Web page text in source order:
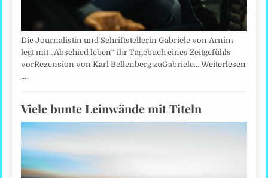
Die Journalistin und Schriftstellerin Gabriele von Arnim
legt mit „Abschied leben“ ihr Tagebuch eines Zeitgefühls
vorRezension von Karl Bellenberg zuGabriele…Weiterlesen
…
Viele bunte Leinwände mit Titeln